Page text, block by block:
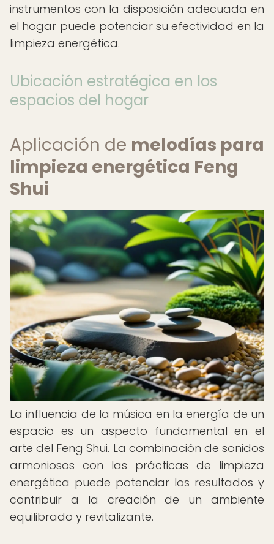
instrumentos con la disposición adecuada en
el hogar puede potenciar su efectividad en la
limpieza energética.
Ubicación estratégica en los
espacios del hogar
Aplicación de melodías para
limpieza energética Feng
Shui
La influencia de la música en la energía de un
espacio es un aspecto fundamental en el
arte del Feng Shui. La combinación de sonidos
armoniosos con las prácticas de limpieza
energética puede potenciar los resultados y
contribuir a la creación de un ambiente
equilibrado y revitalizante.